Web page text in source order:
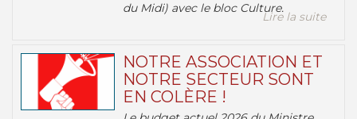
du Midi) avec le bloc Culture.
Lire la suite
NOTRE ASSOCIATION ET
NOTRE SECTEUR SONT
EN COLÈRE !